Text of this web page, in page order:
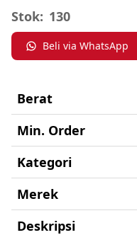
Stok: 130
Beli via WhatsApp
Berat
Min. Order
Kategori
Merek
Deskripsi